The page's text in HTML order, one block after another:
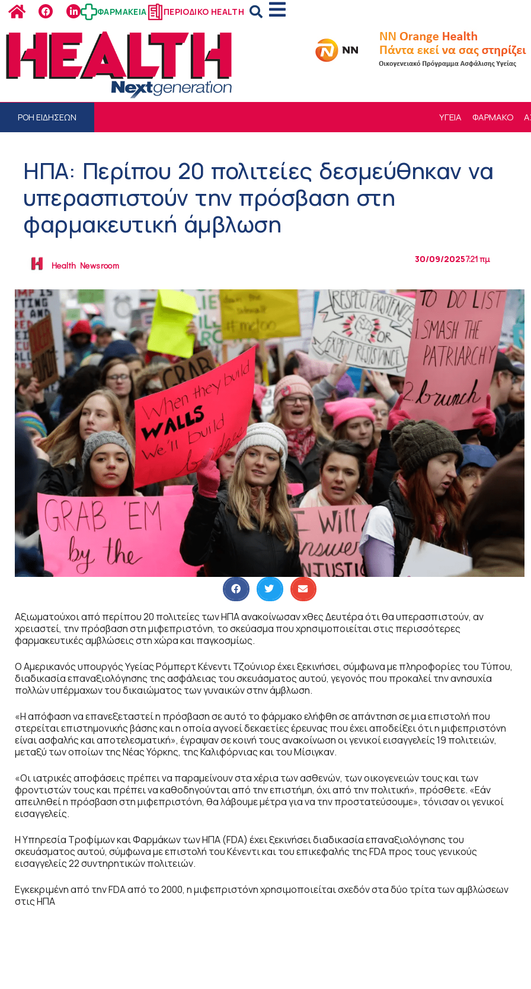
ΦΑΡΜΑΚΕΙΑ ΠΕΡΙΟΔΙΚΟ HEALTH
ΡΟΗ ΕΙΔΗΣΕΩΝ ΥΓΕΙΑ ΦΑΡΜΑΚΟ
ΗΠΑ: Περίπου 20 πολιτείες δεσμεύθηκαν να
υπερασπιστούν την πρόσβαση στη
φαρμακευτική άμβλωση
Health Newsroom
30/09/20257:21 πμ
Αξιωματούχοι από περίπου 20 πολιτείες των ΗΠΑ ανακοίνωσαν χθες Δευτέρα ότι θα υπερασπιστούν, αν
χρειαστεί, την πρόσβαση στη μιφεπριστόνη, το σκεύασμα που χρησιμοποιείται στις περισσότερες
φαρμακευτικές αμβλώσεις στη χώρα και παγκοσμίως.
Ο Αμερικανός υπουργός Υγείας Ρόμπερτ Κένεντι Τζούνιορ έχει ξεκινήσει, σύμφωνα με πληροφορίες του Τύπου,
διαδικασία επαναξιολόγησης της ασφάλειας του σκευάσματος αυτού, γεγονός που προκαλεί την ανησυχία
πολλών υπέρμαχων του δικαιώματος των γυναικών στην άμβλωση.
«Η απόφαση να επανεξεταστεί η πρόσβαση σε αυτό το φάρμακο ελήφθη σε απάντηση σε μια επιστολή που
στερείται επιστημονικής βάσης και η οποία αγνοεί δεκαετίες έρευνας που έχει αποδείξει ότι η μιφεπριστόνη
είναι ασφαλής και αποτελεσματική», έγραψαν σε κοινή τους ανακοίνωση οι γενικοί εισαγγελείς 19 πολιτειών,
μεταξύ των οποίων της Νέας Υόρκης, της Καλιφόρνιας και του Μίσιγκαν.
«Οι ιατρικές αποφάσεις πρέπει να παραμείνουν στα χέρια των ασθενών, των οικογενειών τους και των
φροντιστών τους και πρέπει να καθοδηγούνται από την επιστήμη, όχι από την πολιτική», πρόσθετε. «Εάν
απειληθεί η πρόσβαση στη μιφεπριστόνη, θα λάβουμε μέτρα για να την προστατεύσουμε», τόνισαν οι γενικοί
εισαγγελείς.
Η Υπηρεσία Τροφίμων και Φαρμάκων των ΗΠΑ (FDA) έχει ξεκινήσει διαδικασία επαναξιολόγησης του
σκευάσματος αυτού, σύμφωνα με επιστολή του Κένεντι και του επικεφαλής της FDA προς τους γενικούς
εισαγγελείς 22 συντηρητικών πολιτειών.
Εγκεκριμένη από την FDA από το 2000, η μιφεπριστόνη χρησιμοποιείται σχεδόν στα δύο τρίτα των αμβλώσεων
στις ΗΠΑ